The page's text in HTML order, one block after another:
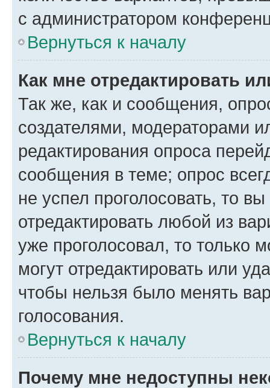
с администратором
Вернуться к началу
Как мне отредактировать
Так же, как и сообщения,
создателями, модераторами
редактирования опроса
сообщения в теме; опрос
не успел проголосовать, то
отредактировать любой из
уже проголосовал, то только
могут отредактировать или
чтобы нельзя было менять
голосования.
Вернуться к началу
Почему мне недоступны